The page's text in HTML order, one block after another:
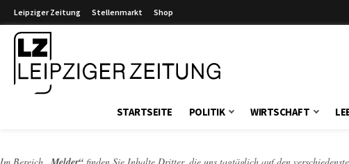
Leipziger Zeitung Stellenmarkt Shop
STARTSEITE POLITIK WIRTSCHAFT